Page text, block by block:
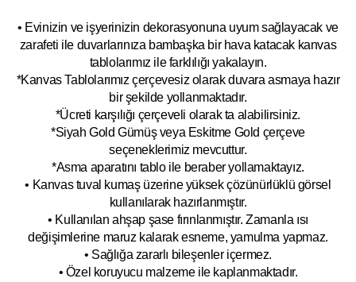
• Evinizin ve işyerinizin dekorasyonuna uyum sağlayacak ve
zarafeti ile duvarlarınıza bambaşka bir hava katacak kanvas
tablolarımız ile farklılığı yakalayın.
*Kanvas Tablolarımız çerçevesiz olarak duvara asmaya hazır
bir şekilde yollanmaktadır.
*Ücreti karşılığı çerçeveli olarak ta alabilirsiniz.
*Siyah Gold Gümüş veya Eskitme Gold çerçeve
seçeneklerimiz mevcuttur.
*Asma aparatını tablo ile beraber yollamaktayız.
• Kanvas tuval kumaş üzerine yüksek çözünürlüklü görsel
kullanılarak hazırlanmıştır.
• Kullanılan ahşap şase fırınlanmıştır. Zamanla ısı
değişimlerine maruz kalarak esneme, yamulma yapmaz.
• Sağlığa zararlı bileşenler içermez.
• Özel koruyucu malzeme ile kaplanmaktadır.